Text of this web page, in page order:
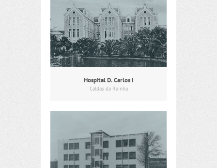
Hospital D. Carlos I
Caldas da Rainha